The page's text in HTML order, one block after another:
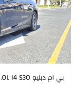
بي ام دبليو 530 530i 2.0L I4